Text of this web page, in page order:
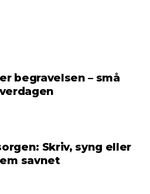
begravelsen – små
Skriv, syng eller
savnet